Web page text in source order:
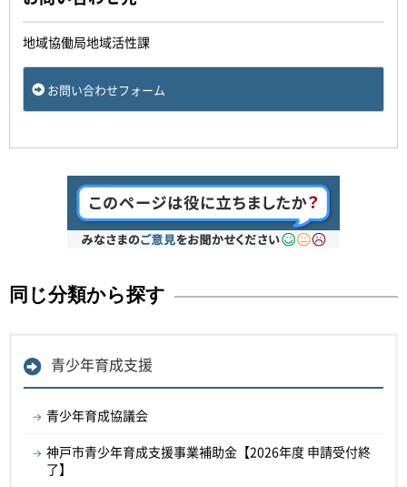
地域協働局地域活性課
お問い合わせフォーム
同じ分類から探す
青少年育成支援
青少年育成協議会
神戸市青少年育成支援事業補助金【2026年度 申請受付終
了】